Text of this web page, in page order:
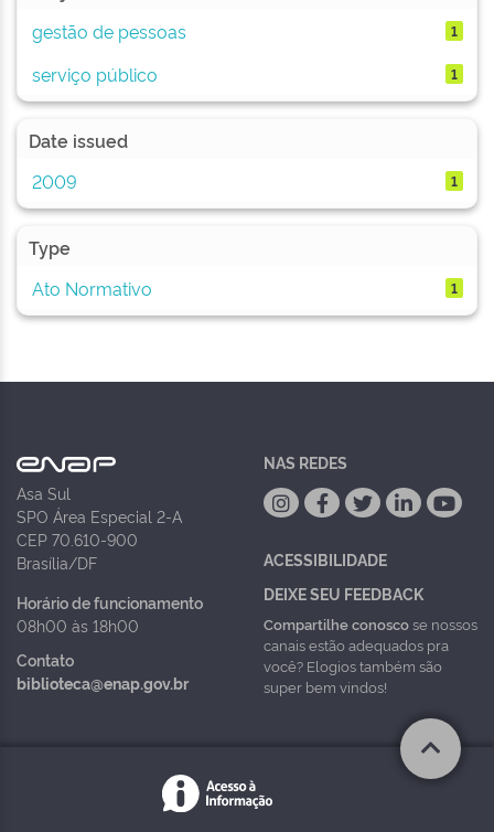
gestão de pessoas
1
serviço público 1
Date issued
2009
1
Type
Ato Normativo
1
Asa Sul
SPO Área Especial 2-A
CEP 70.610-900
Brasília/DF
Horário de funcionamento
08h00 às 18h00
Contato
biblioteca@enap.gov.br
NAS REDES
ACESSIBILIDADE
DEIXE SEU FEEDBACK
Compartilhe conoscose nossos
canais estão adequados pra
você? Elogios também são
super bem vindos!